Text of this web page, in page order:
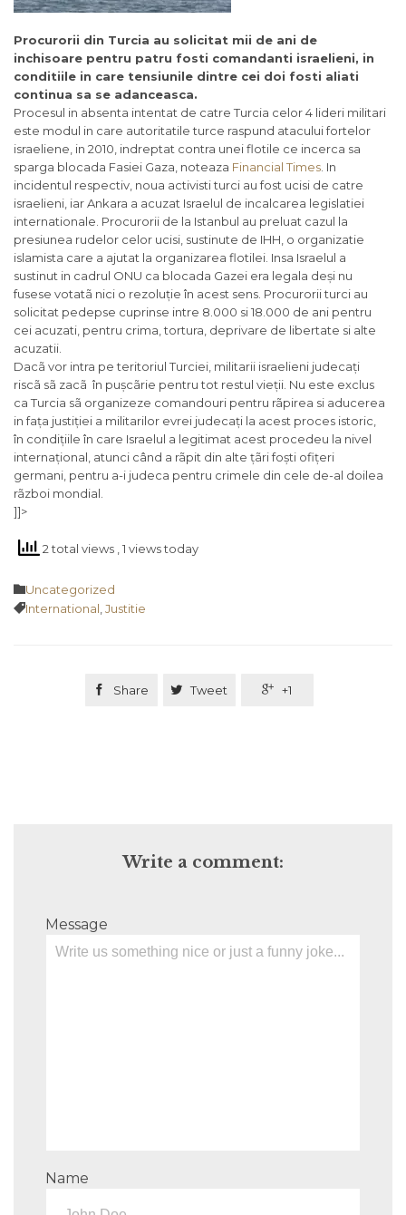
Procurorii din Turcia au solicitat mii de ani de
inchisoare pentru patru fosti comandanti israelieni, in
conditiile in care tensiunile dintre cei doi fosti aliati
continua sa se adanceasca.
Procesul in absenta intentat de catre Turcia celor 4 lideri militari
este modul in care autoritatile turce raspund atacului fortelor
israeliene, in 2010, indreptat contra unei flotile ce incerca sa
sparga blocada Fasiei Gaza, noteaza Financial Times . In
incidentul respectiv, noua activisti turci au fost ucisi de catre
israelieni, iar Ankara a acuzat Israelul de incalcarea legislatiei
internationale. Procurorii de la Istanbul au preluat cazul la
presiunea rudelor celor ucisi, sustinute de IHH, o organizatie
islamista care a ajutat la organizarea flotilei. Insa Israelul a
sustinut in cadrul ONU ca blocada Gazei era legala deși nu
fusese votatã nici o rezoluție în acest sens. Procurorii turci au
solicitat pedepse cuprinse intre 8.000 si 18.000 de ani pentru
cei acuzati, pentru crima, tortura, deprivare de libertate si alte
acuzatii.
Dacã vor intra pe teritoriul Turciei, militarii israelieni judecați
riscã sã zacã în pușcãrie pentru tot restul vieții. Nu este exclus
ca Turcia sã organizeze comandouri pentru rãpirea si aducerea
in fața justiției a militarilor evrei judecați la acest proces istoric,
în condițiile în care Israelul a legitimat acest procedeu la nivel
internațional, atunci când a rãpit din alte țãri foști ofițeri
germani, pentru a-i judeca pentru crimele din cele de-al doilea
rãzboi mondial.
]]>
2 total views , 1 views today
Category
Uncategorized
Tags
International Justitie
 Share  Tweet  +1
Write a comment:
Message
Name